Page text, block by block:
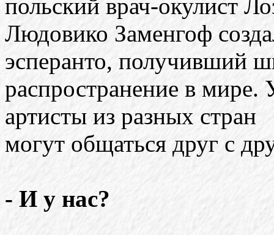
польский врач-окулист
Людовико Заменгоф
эсперанто, получивший
распространение в
артисты из разных стран
могут общаться друг с
- И у нас?